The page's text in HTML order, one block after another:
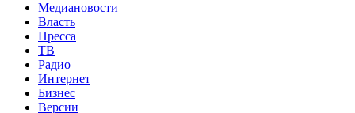
Медиановости
Власть
Пресса
ТВ
Радио
Интернет
Бизнес
Версии